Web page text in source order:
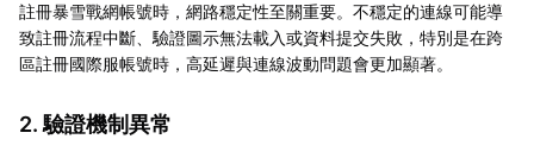
註冊暴雪戰網帳號時，網路穩定性至關重要。不穩定的連線可能導
致註冊流程中斷、驗證圖示無法載入或資料提交失敗，特別是在跨
區註冊國際服帳號時，高延遲與連線波動問題會更加顯著。
2. 驗證機制異常